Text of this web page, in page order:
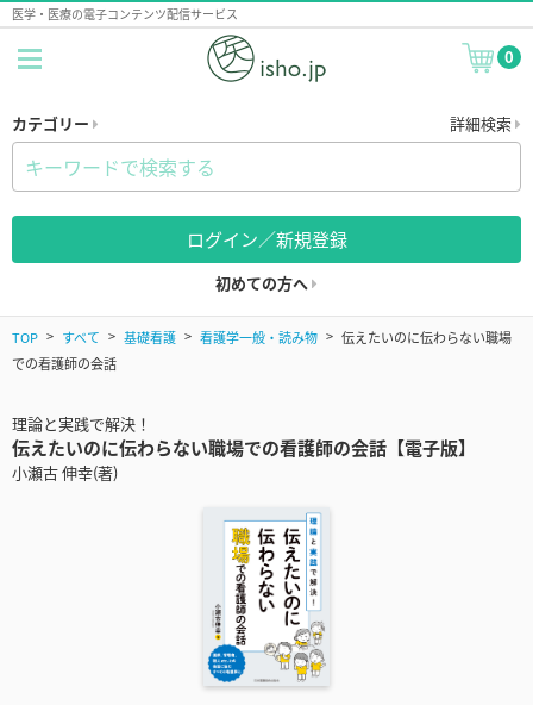
医学・医療の電子コンテンツ配信サービス
0
カテゴリー 詳細検索
ログイン／新規登録
初めての方へ
TOP すべて 基礎看護 看護学一般・読み物
伝えたいのに伝わらない職場
での看護師の会話
理論と実践で解決！
伝えたいのに伝わらない職場での看護師の会話【電子版】
小瀬古 伸幸(著)